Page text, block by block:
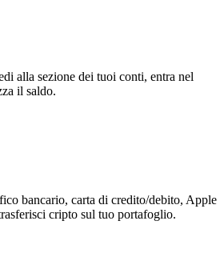
alla sezione dei tuoi conti, entra nel
il saldo.
bancario, carta di credito/debito, Apple
cripto sul tuo portafoglio.